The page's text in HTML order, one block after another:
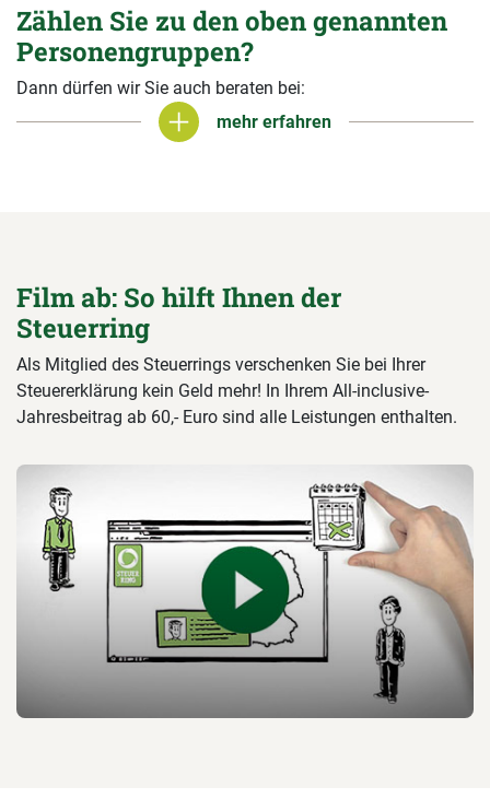
Zählen Sie zu den oben genannten
Personengruppen?
Dann dürfen wir Sie auch beraten bei:
mehr erfahren
mehr erfahren
Film ab: So hilft Ihnen der
Steuerring
Als Mitglied des Steuerrings verschenken Sie bei Ihrer
Steuererklärung kein Geld mehr! In Ihrem All-inclusive-
Jahresbeitrag ab 60,- Euro sind alle Leistungen enthalten.